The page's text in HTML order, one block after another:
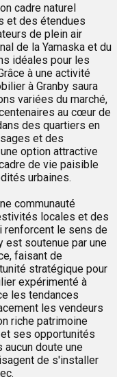
cadre naturel
et des étendues
de plein air
de la Yamaska et du
idéales pour les
à une activité
à Granby saura
variées du marché,
au cœur de
des quartiers en
et des
option attractive
de vie paisible
urbaines.
communauté
locales et des
renforcent le sens de
est soutenue par une
faisant de
stratégique pour
expérimenté à
les tendances
les vendeurs
riche patrimoine
ses opportunités
doute une
de s'installer